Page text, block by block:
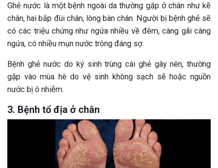
Ghẻ nước là một bệnh ngoài da thường gặp ở chân như kẽ
chân, hai bắp đùi chân, lòng bàn chân. Người bị bệnh ghẻ sẽ
có các triệu chứng như ngứa nhiều về đêm, càng gãi càng
ngứa, có nhiều mụn nước trông đáng sợ.
Bệnh ghẻ nước do ký sinh trùng cái ghẻ gây nên, thường
gặp vào mùa hè do vệ sinh không sạch sẽ hoặc nguồn
nước bị ô nhiễm.
3. Bệnh tổ địa ở chân